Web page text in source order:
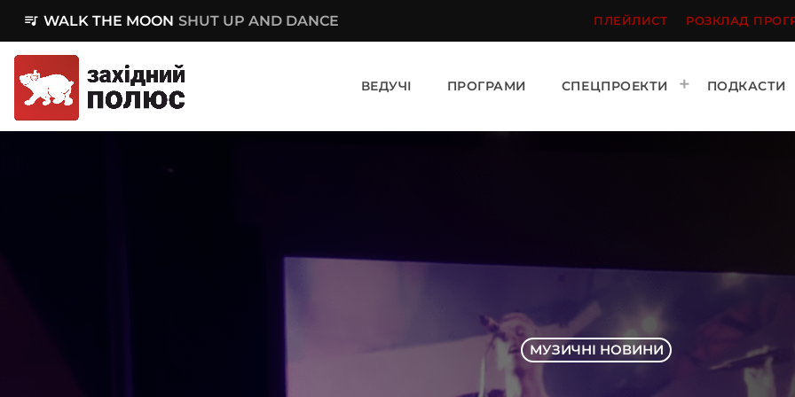
queue_music WALK THE MOON SHUT UP AND DANCE ПЛЕЙЛИСТ РОЗКЛАД
ВЕДУЧІ ПРОГРАМИ СПЕЦПРОЕКТИ ПОДКАСТИ
МУЗИЧНІ НОВИНИ